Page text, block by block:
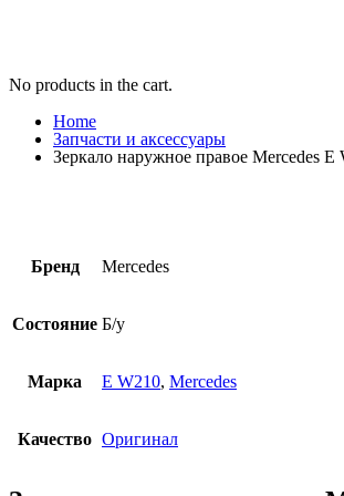
No products in the cart.
Home
Запчасти и аксессуары
Зеркало наружное правое Mercedes E
Бренд Mercedes
Состояние Б/у
Марка E W210, Mercedes
Качество Оригинал